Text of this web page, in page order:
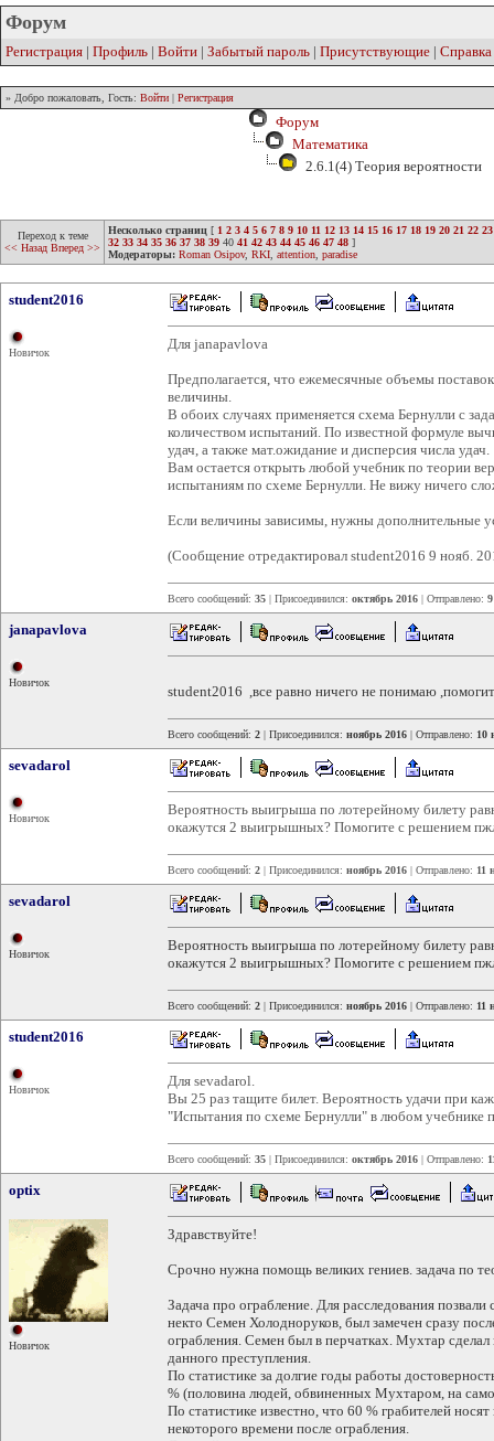
Форум
Регистрация | Профиль | Войти | Забытый пароль | Присутствующие | Справка
» Добро пожаловать, Гость: Войти | Регистрация
Форум
Математика
2.6.1(4) Теория вероятности
Переход к теме
<< Назад Вперед >>
Несколько страниц [ 1 2 3 4 5 6 7 8 9 10 11 12 13 14 15 16 17 18 19 20 21 22 23
32 33 34 35 36 37 38 39 40 41 42 43 44 45 46 47 48 ]
Модераторы: Roman Osipov, RKI attention paradise
student2016
Новичок
Для janapavlova
Предполагается, что ежемесячные объемы
величины.
В обоих случаях применяется схема Бернулли с
количеством испытаний. По известной формуле
удач, а также мат.ожидание и дисперсия числа удач.
Вам остается открыть любой учебник по теории
испытаниям по схеме Бернулли. Не вижу ничего
Если величины зависимы, нужны дополнительные
(Сообщение отредактировал student2016 9 нояб.
Всего сообщений: 35 | Присоединился: октябрь 2016 | Отправлено:
janapavlova
Новичок
student2016 ,все равно ничего не понимаю
Всего сообщений: 2 | Присоединился: ноябрь 2016 | Отправлено: 10
sevadarol
Новичок
Вероятность выигрыша по лотерейному билету
окажутся 2 выигрышных? Помогите с решением
Всего сообщений: 2 | Присоединился: ноябрь 2016 | Отправлено: 11
sevadarol
Новичок
Вероятность выигрыша по лотерейному билету
окажутся 2 выигрышных? Помогите с решением
Всего сообщений: 2 | Присоединился: ноябрь 2016 | Отправлено: 11
student2016
Новичок
Для sevadarol.
Вы 25 раз тащите билет. Вероятность удачи при
"Испытания по схеме Бернулли" в любом учебнике
Всего сообщений: 35 | Присоединился: октябрь 2016 | Отправлено:
optix
Новичок
Здравствуйте!
Срочно нужна помощь великих гениев. задача по
Задача про ограбление. Для расследования
некто Семен Холодноруков, был замечен сразу
ограбления. Семен был в перчатках. Мухтар
данного преступления.
По статистике за долгие годы работы
% (половина людей, обвиненных Мухтаром, на
По статистике известно, что 60 % грабителей
некоторого времени после ограбления.